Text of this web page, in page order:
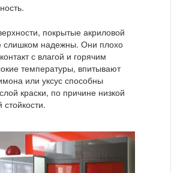
покрытые акриловой
слишком надежны. Они плохо
с влагой и горячим
температуры, впитывают
или уксус способны
краски, по причине низкой